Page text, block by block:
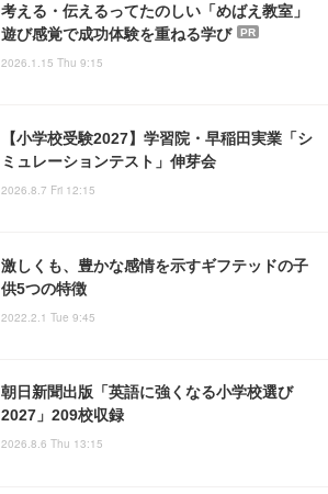
考える・伝えるってたのしい「めばえ教室」
遊び感覚で成功体験を重ねる学び
PR
2026.1.15 Thu 9:15
【小学校受験2027】学習院・早稲田実業「シ
ミュレーションテスト」伸芽会
2026.8.7 Fri 12:15
激しくも、豊かな感情を示すギフテッドの子
供5つの特徴
2022.2.1 Tue 9:45
朝日新聞出版「英語に強くなる小学校選び
2027」209校収録
2026.8.6 Thu 13:15